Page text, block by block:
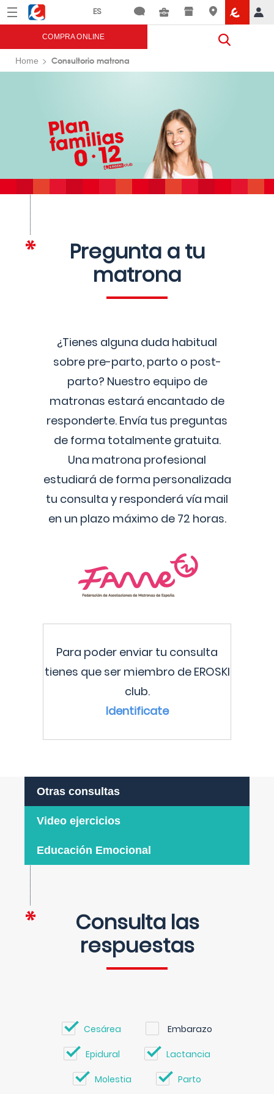
Menú Eroski
COMPRA ONLINE
Home Consultorio matrona
Pregunta a tu
matrona
¿Tienes alguna duda habitual
sobre pre-parto, parto o post-
parto? Nuestro equipo de
matronas estará encantado de
responderte. Envía tus preguntas
de forma totalmente gratuita.
Una matrona profesional
estudiará de forma personalizada
tu consulta y responderá vía mail
en un plazo máximo de 72 horas.
Para poder enviar tu consulta
tienes que ser miembro de EROSKI
club.
Identificate
Otras consultas
Video ejercicios
Educación Emocional
Consulta las
respuestas
Cesárea Embarazo
Epidural Lactancia
Molestia Parto